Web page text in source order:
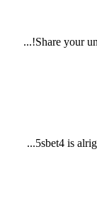
Share your
5sbet4 is